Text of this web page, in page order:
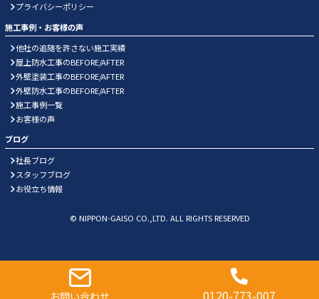
プライバシーポリシー
施工事例・お客様の声
他社の追随を許さない施工実績
屋上防水工事のBEFORE/AFTER
外壁塗装工事のBEFORE/AFTER
外壁防水工事のBEFORE/AFTER
施工事例一覧
お客様の声
ブログ
社長ブログ
スタッフブログ
お役立ち情報
© NIPPON-GAISO CO.,LTD. ALL RIGHTS RESERVED
お問い合わせ 0120-773-007